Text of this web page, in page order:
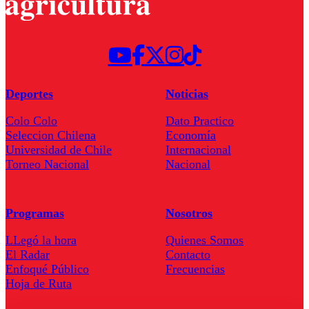
Deportes
Colo Colo
Seleccion Chilena
Universidad de Chile
Torneo Nacional
Noticias
Dato Practico
Economía
Internacional
Nacional
Programas
LLegó la hora
El Radar
Enfoqué Público
Hoja de Ruta
Nosotros
Quienes Somos
Contacto
Frecuencias